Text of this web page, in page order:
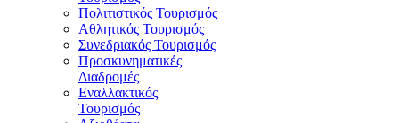
Πολιτιστικός Τουρισμός
Αθλητικός Τουρισμός
Συνεδριακός Τουρισμός
Προσκυνηματικές
Διαδρομές
Εναλλακτικός
Τουρισμός